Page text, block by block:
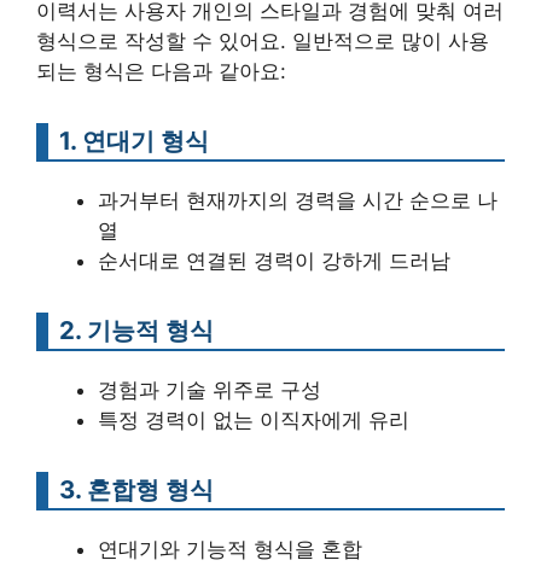
이력서는 사용자 개인의 스타일과 경험에 맞춰 여러
형식으로 작성할 수 있어요. 일반적으로 많이 사용
되는 형식은 다음과 같아요:
1. 연대기 형식
과거부터 현재까지의 경력을 시간 순으로 나
열
순서대로 연결된 경력이 강하게 드러남
2. 기능적 형식
경험과 기술 위주로 구성
특정 경력이 없는 이직자에게 유리
3. 혼합형 형식
연대기와 기능적 형식을 혼합